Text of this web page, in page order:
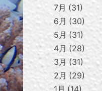
7月
31
6月
30
5月
31
4月
28
3月
31
2月
29